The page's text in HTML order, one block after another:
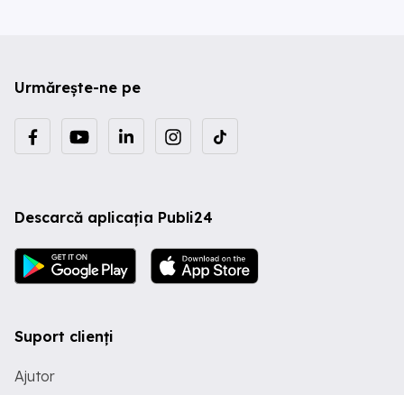
Urmărește-ne pe
Descarcă aplicația Publi24
Suport clienți
Ajutor